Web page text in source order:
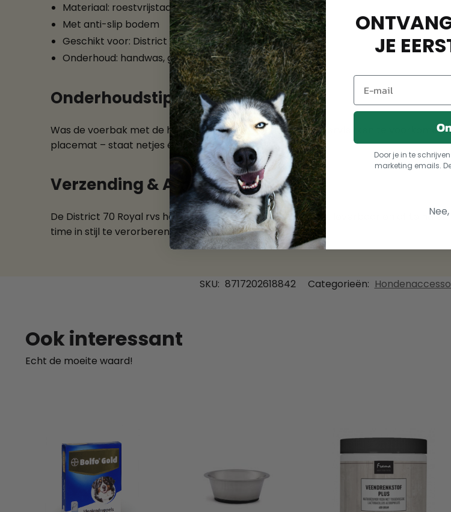
Materiaal: roestvrijstaal (rvs)
Met anti-slip bodem
Geschikt voor: District 70 BUTLER standaard
Onderhoud: handwas, goed afdrogen
Onderhoudstips
Was de voerbak met de hand en droog ‘m goed af om watervlekken te voorkomen.
placemat – staat netjes én voorkomt geknoei.
Verzending & Afhalen
De District 70 Royal rvs hondenvoerbak large goud is direct leverbaar en af te halen
time in stijl te verorberen!
SKU: 8717202618842 Categorieën:
Ook interessant
Echt de moeite waard!
JE
Door je in te
marketing emails.